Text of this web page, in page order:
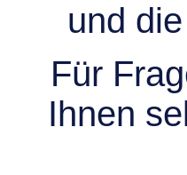
und
Für
Ihnen